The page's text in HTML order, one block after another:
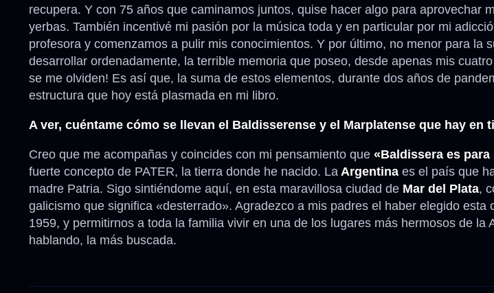
recupera. Y con 75 años que caminamos juntos, quise hacer algo para aprovechar
yerbas. También incentivé mi pasión por la música toda y en particular por mi
profesora y comenzamos a pulir mis conocimientos. Y por último, no menor para la
desarrollar ordenadamente, la terrible memoria que poseo, desde apenas mis
se me olviden! Es así que, la suma de estos elementos, durante dos años de
estructura que hoy está plasmada en mi libro.
A ver, cuéntame cómo se llevan el Baldisserense y el Marplatense que hay en ti
Creo que me acompañas y coincides con mi pensamiento que «Baldissera es
fuerte concepto de PATER, la tierra donde he nacido. La Argentina es el país que
madre Patria. Sigo sintiéndome aquí, en esta maravillosa ciudad de Mar del Plata,
galicismo que significa «desterrado». Agradezco a mis padres el haber elegido esta
1959, y permitirnos a toda la familia vivir en una de los lugares más hermosos de la
hablando, la más buscada.